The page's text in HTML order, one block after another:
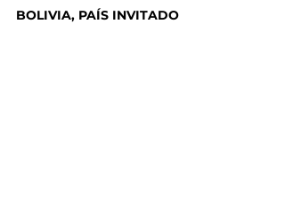
BOLIVIA, PAÍS INVITADO